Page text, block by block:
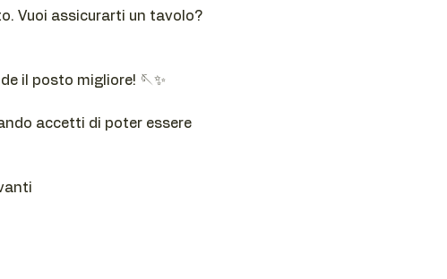
Vuoi assicurarti un tavolo?
il posto migliore! 🪡✨
accetti di poter essere